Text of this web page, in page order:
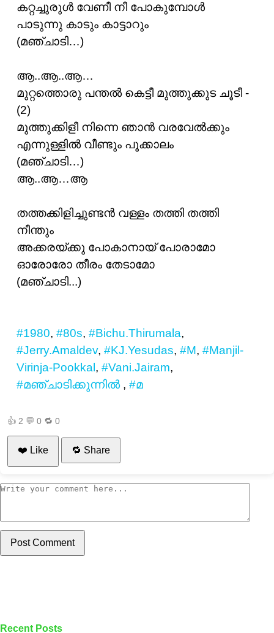
കറ്റച്ചുരുൾ വേണീ നീ പോകുമ്പോൾ
പാടുന്നു കാടും കാട്ടാറും
(മഞ്ചാടി…)
ആ..ആ..ആ…
മുറ്റത്തൊരു പന്തൽ കെട്ടീ മുത്തുക്കുട ചൂടീ -
(2)
മുത്തുക്കിളീ നിന്നെ ഞാൻ വരവേൽക്കും
എന്നുള്ളിൽ വീണ്ടും പൂക്കാലം
(മഞ്ചാടി…)
ആ..ആ…ആ
തത്തക്കിളിച്ചുണ്ടൻ വള്ളം തത്തി തത്തി
നീന്തും
അക്കരയ്ക്കു പോകാനായ് പോരാമോ
ഓരോരോ തീരം തേടാമോ
(മഞ്ചാടി...)
#1980, #80s, #Bichu.Thirumala,
#Jerry.Amaldev, #KJ.Yesudas, #M, #Manjil-
Virinja-Pookkal , #Vani.Jairam,
#മഞ്ചാടിക്കുന്നിൽ, #മ
👍 2 💬 0 🔁 0
❤️ Like 🔁 Share
Post Comment
Recent Posts